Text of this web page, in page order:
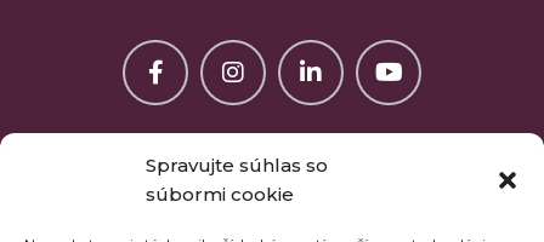
Spravujte súhlas so
súbormi cookie